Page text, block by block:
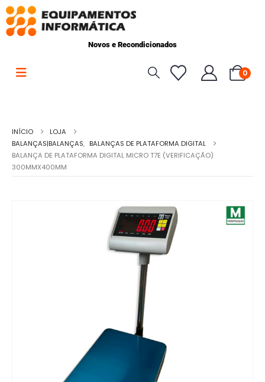
Novos e Recondicionados
0
INÍCIO
LOJA
BALANÇAS|BALANÇAS, BALANÇAS DE PLATAFORMA DIGITAL
BALANÇA DE PLATAFORMA DIGITAL MICRO T7E (VERIFICAÇÃO)
300MMX400MM